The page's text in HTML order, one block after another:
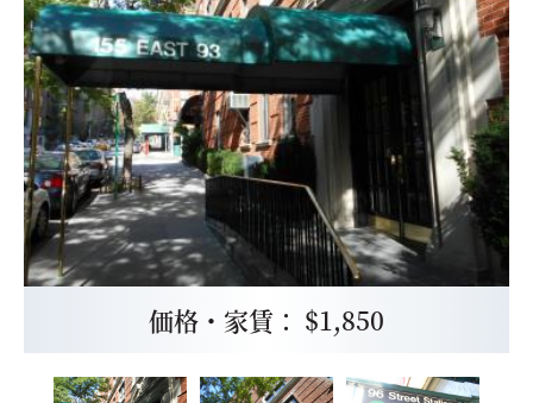
価格・家賃： $1,850